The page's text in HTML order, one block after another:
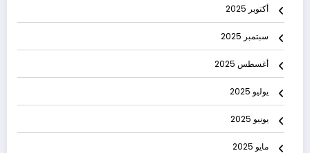
أكتوبر 2025
سبتمبر 2025
أغسطس 2025
يوليو 2025
يونيو 2025
مايو 2025